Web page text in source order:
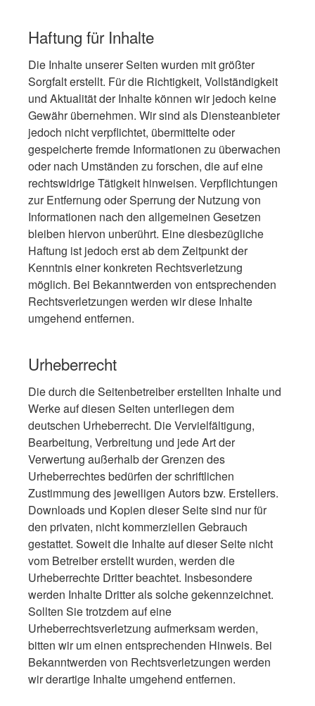
Haftung für Inhalte
Die Inhalte unserer Seiten wurden mit größter
Sorgfalt erstellt. Für die Richtigkeit, Vollständigkeit
und Aktualität der Inhalte können wir jedoch keine
Gewähr übernehmen. Wir sind als Diensteanbieter
jedoch nicht verpflichtet, übermittelte oder
gespeicherte fremde Informationen zu überwachen
oder nach Umständen zu forschen, die auf eine
rechtswidrige Tätigkeit hinweisen. Verpflichtungen
zur Entfernung oder Sperrung der Nutzung von
Informationen nach den allgemeinen Gesetzen
bleiben hiervon unberührt. Eine diesbezügliche
Haftung ist jedoch erst ab dem Zeitpunkt der
Kenntnis einer konkreten Rechtsverletzung
möglich. Bei Bekanntwerden von entsprechenden
Rechtsverletzungen werden wir diese Inhalte
umgehend entfernen.
Urheberrecht
Die durch die Seitenbetreiber erstellten Inhalte und
Werke auf diesen Seiten unterliegen dem
deutschen Urheberrecht. Die Vervielfältigung,
Bearbeitung, Verbreitung und jede Art der
Verwertung außerhalb der Grenzen des
Urheberrechtes bedürfen der schriftlichen
Zustimmung des jeweiligen Autors bzw. Erstellers.
Downloads und Kopien dieser Seite sind nur für
den privaten, nicht kommerziellen Gebrauch
gestattet. Soweit die Inhalte auf dieser Seite nicht
vom Betreiber erstellt wurden, werden die
Urheberrechte Dritter beachtet. Insbesondere
werden Inhalte Dritter als solche gekennzeichnet.
Sollten Sie trotzdem auf eine
Urheberrechtsverletzung aufmerksam werden,
bitten wir um einen entsprechenden Hinweis. Bei
Bekanntwerden von Rechtsverletzungen werden
wir derartige Inhalte umgehend entfernen.